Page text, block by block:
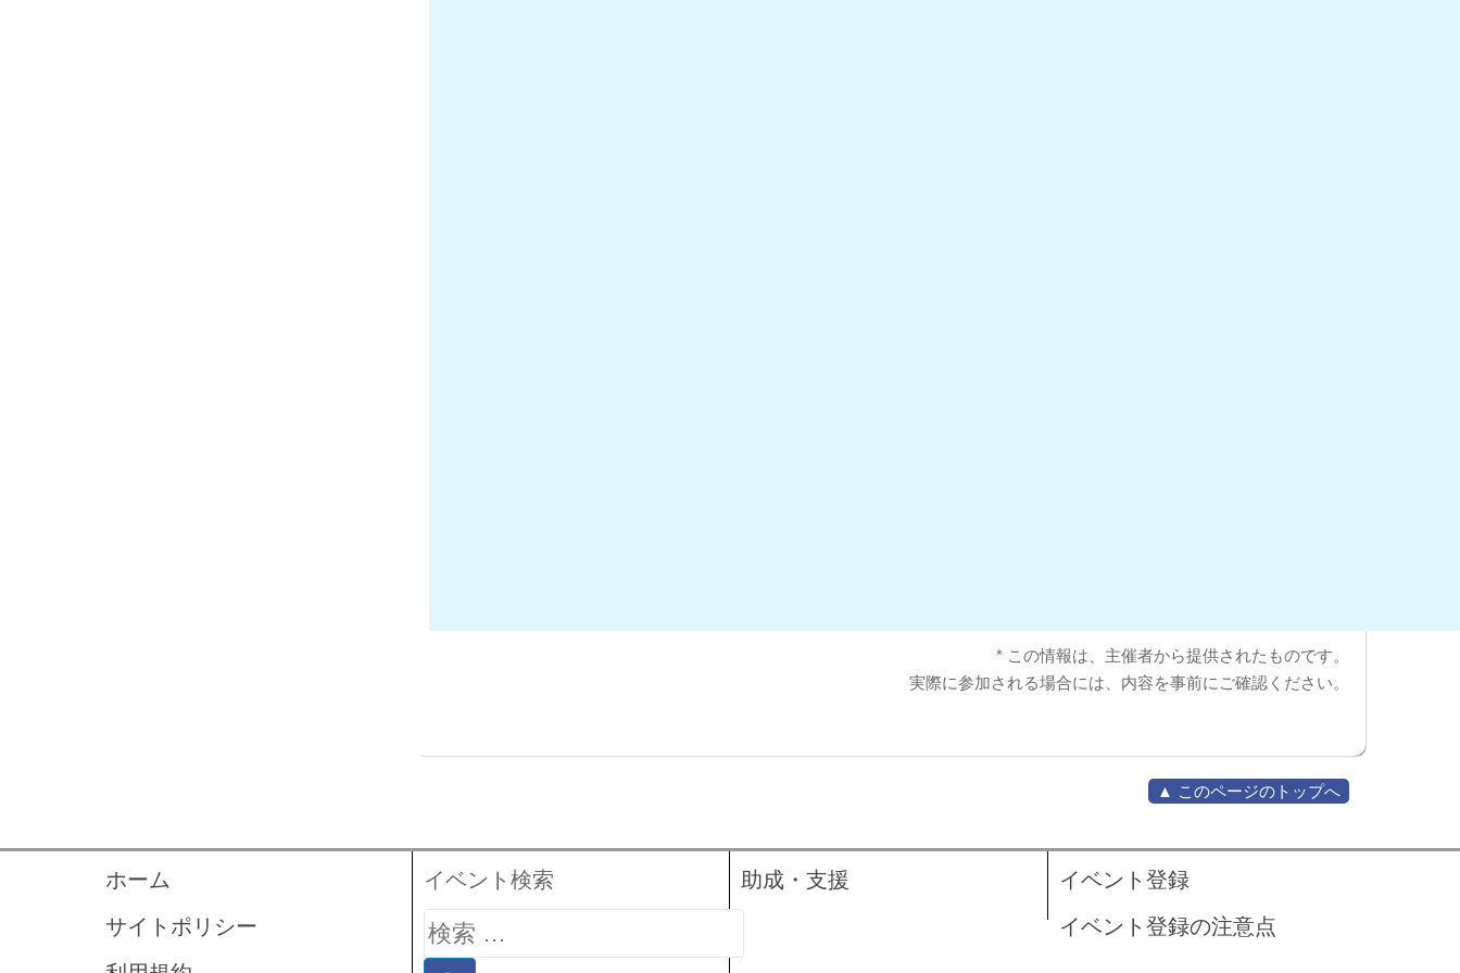
* この情報は、主催者から提供されたものです。
実際に参加される場合には、内容を事前にご確認ください。
▲ このページのトップへ
ホーム
サイトポリシー
イベント検索
検
索:
助成・支援
イベント登録
イベント登録の注意点